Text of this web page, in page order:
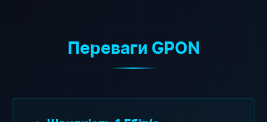
Переваги GPON